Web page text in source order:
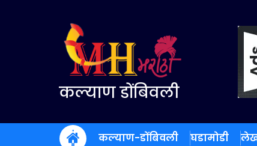
कल्याण डोंबिवली
कल्याण-डोंबिवली घडामोडी